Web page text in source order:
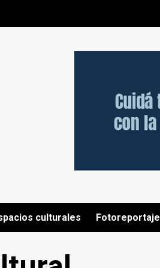
culturales Fotoreportaje